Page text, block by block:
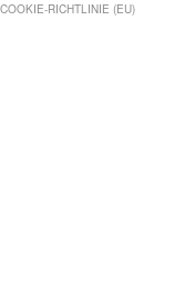
COOKIE-RICHTLINIE (EU)